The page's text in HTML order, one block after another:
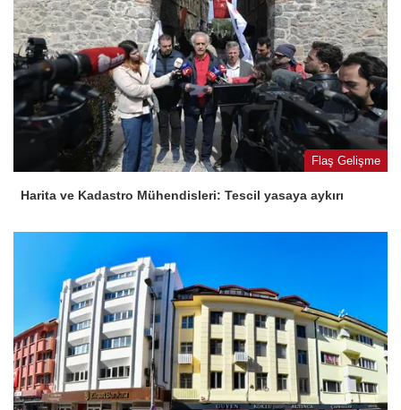
Flaş Gelişme
Harita ve Kadastro Mühendisleri: Tescil yasaya aykırı